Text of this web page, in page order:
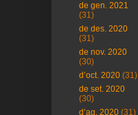
de gen. 2021
(31)
de des. 2020
(31)
de nov. 2020
(30)
d’oct. 2020 (31)
de set. 2020
(30)
d’ag. 2020 (31)